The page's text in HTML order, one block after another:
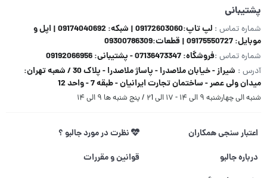
پشتیبانی
شماره تماس :
لپ تاپ:09172603060 | شبکه: 09174040692 | اپل و
موبایل: 09175550727 | قطعات:09300786309
شماره تماس :فروشگاه: 07136473347 - پشتیبانی: 09192066956
آدرس :
شیراز - خیابان ملاصدرا - پاساژ ملاصدرا - پلاک 30 / شعبه تهران:
میدان ولی عصر - ساختمان تجارت ایرانیان - طبقه 7 - واحد 12
شنبه الی چهارشنبه ۹ الی ۱۴ - ۱۷ الی ۲1 / پنج شنبه ها ۹ الی ۱۴
اعتبار سنجی همکاران
نظرت در مورد جالبو ؟
درباره جالبو
قوانین و مقررات